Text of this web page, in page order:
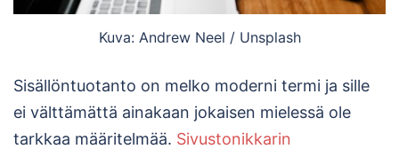
Kuva: Andrew Neel / Unsplash
Sisällöntuotanto on melko moderni termi ja sille
ei välttämättä ainakaan jokaisen mielessä ole
tarkkaa määritelmää. Sivustonikkarin